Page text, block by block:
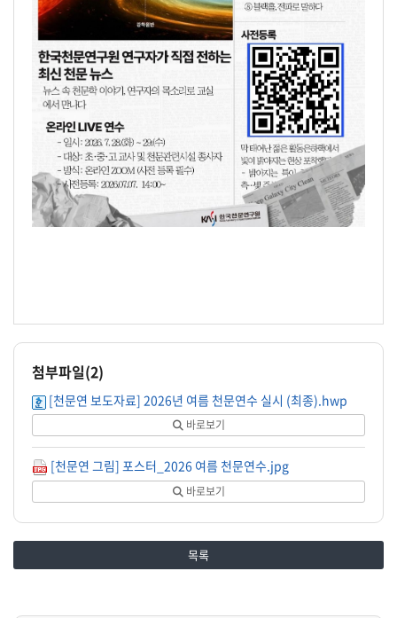
첨부파일(2)
[천문연 보도자료] 2026년 여름 천문연수 실시 (최종).hwp
바로보기
[천문연 그림] 포스터_2026 여름 천문연수.jpg
바로보기
목록